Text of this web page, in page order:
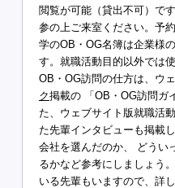
閲覧が可能（貸出不可）で
参の上ご来室ください。予
学のOB・OG名簿は企業様
す。就職活動目的以外では
OB・OG訪問の仕方は、ウ
ク掲載の 「OB・OG訪問ガ
た、ウェブサイト版就職活
た先輩インタビューも掲載
会社を選んだのか、 どうい
るかなど参考にしましょう
いる先輩もいますので、詳